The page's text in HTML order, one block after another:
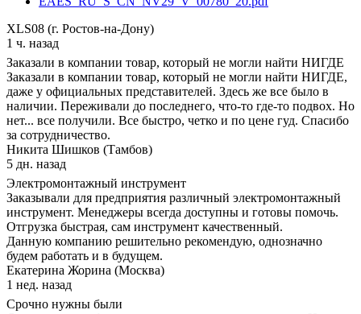
XLS08 (г. Ростов-на-Дону)
1 ч. назад
Заказали в компании товар, который не могли найти НИГДЕ
Заказали в компании товар, который не могли найти НИГДЕ,
даже у официальных представителей. Здесь же все было в
наличии. Переживали до последнего, что-то где-то подвох. Но
нет... все получили. Все быстро, четко и по цене гуд. Спасибо
за сотрудничество.
Никита Шишков (Тамбов)
5 дн. назад
Электромонтажный инструмент
Заказывали для предприятия различный электромонтажный
инструмент. Менеджеры всегда доступны и готовы помочь.
Отгрузка быстрая, сам инструмент качественный.
Данную компанию решительно рекомендую, однозначно
будем работать и в будущем.
Екатерина Жорина (Москва)
1 нед. назад
Срочно нужны были